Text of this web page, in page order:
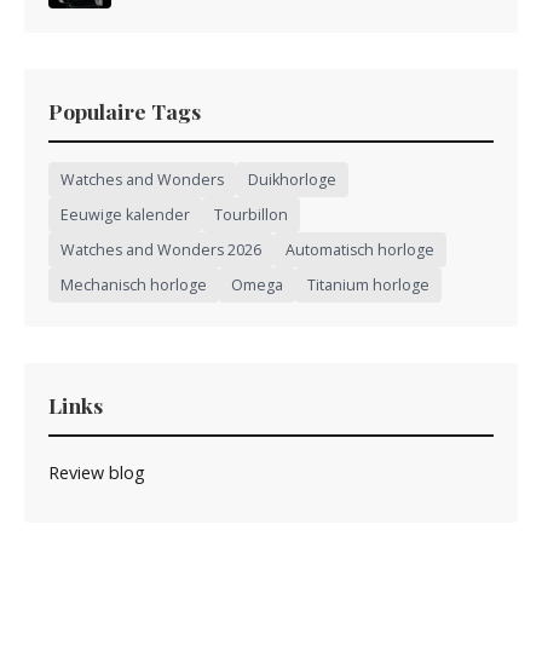
Populaire Tags
Watches and Wonders
Duikhorloge
Eeuwige kalender
Tourbillon
Watches and Wonders 2026
Automatisch horloge
Mechanisch horloge
Omega Titanium horloge
Links
Review blog